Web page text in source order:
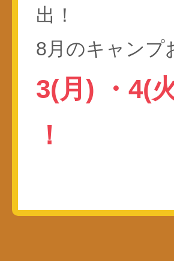
出！
8月のキャン
3(月) ・ 4(
！